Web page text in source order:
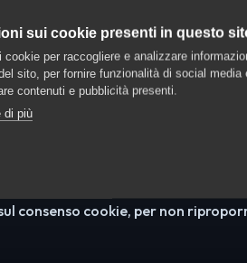
wordpress_*, wp-settings-*,
consenso cookie, per non
sui cookie presenti in questo
cookie per raccogliere e analizzare
sito, per fornire funzionalità di social media
contenuti e pubblicità presenti.
di più